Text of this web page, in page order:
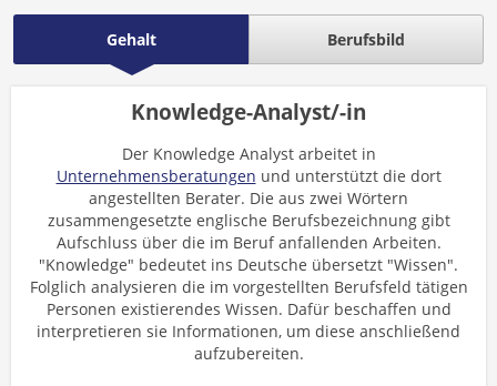
Gehalt Berufsbild
Knowledge-Analyst/-in
Der Knowledge Analyst arbeitet in
Unternehmensberatungen und unterstützt die dort
angestellten Berater. Die aus zwei Wörtern
zusammengesetzte englische Berufsbezeichnung gibt
Aufschluss über die im Beruf anfallenden Arbeiten.
"Knowledge" bedeutet ins Deutsche übersetzt "Wissen".
Folglich analysieren die im vorgestellten Berufsfeld tätigen
Personen existierendes Wissen. Dafür beschaffen und
interpretieren sie Informationen, um diese anschließend
aufzubereiten.